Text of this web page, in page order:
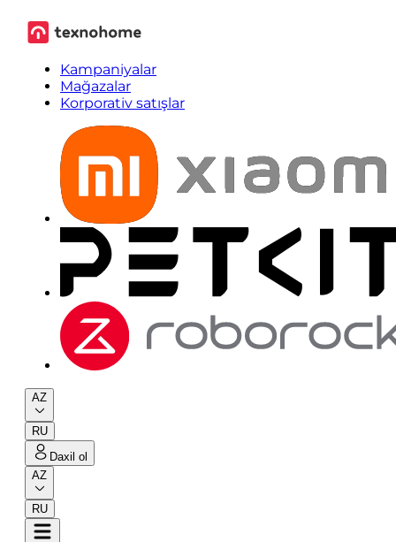
Kampaniyalar
Mağazalar
Korporativ satışlar
AZ
RU
Daxil ol
AZ
RU